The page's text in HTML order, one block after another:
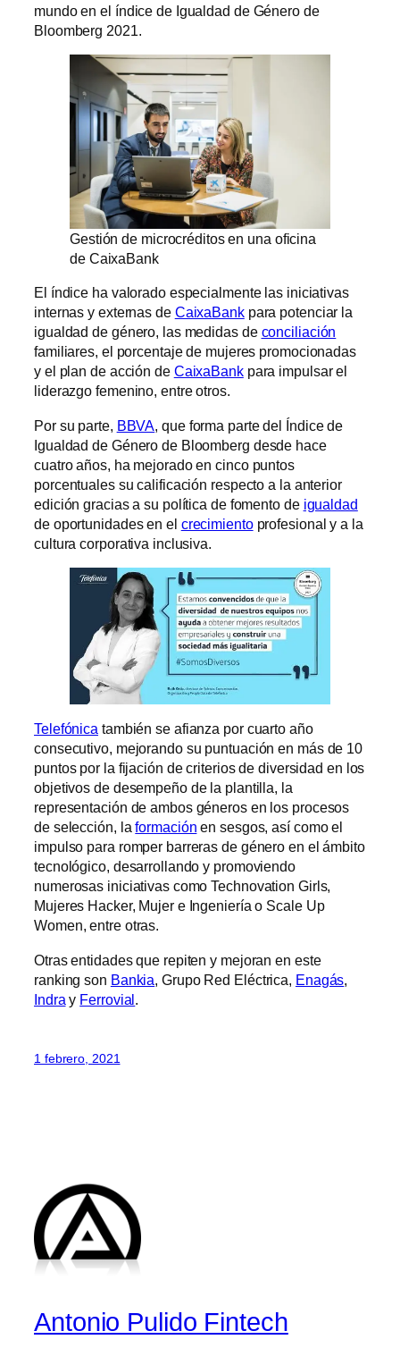
mundo en el índice de Igualdad de Género de
Bloomberg 2021.
Gestión de microcréditos en una oficina
de CaixaBank
El índice ha valorado especialmente las iniciativas
internas y externas de CaixaBankpara potenciar la
igualdad de género, las medidas de conciliación
familiares, el porcentaje de mujeres promocionadas
y el plan de acción de CaixaBankpara impulsar el
liderazgo femenino, entre otros.
Por su parte, BBVA , que forma parte del Índice de
Igualdad de Género de Bloomberg desde hace
cuatro años, ha mejorado en cinco puntos
porcentuales su calificación respecto a la anterior
edición gracias a su política de fomento de igualdad
de oportunidades en el crecimientoprofesional y a la
cultura corporativa inclusiva.
Telefónica también se afianza por cuarto año
consecutivo, mejorando su puntuación en más de 10
puntos por la fijación de criterios de diversidad en los
objetivos de desempeño de la plantilla, la
representación de ambos géneros en los procesos
de selección, laformación en sesgos, así como el
impulso para romper barreras de género en el ámbito
tecnológico, desarrollando y promoviendo
numerosas iniciativas como Technovation Girls,
Mujeres Hacker, Mujer e Ingeniería o Scale Up
Women, entre otras.
Otras entidades que repiten y mejoran en este
ranking son Bankia , Grupo Red Eléctrica, Enagás
Indra y Ferrovial
1 febrero, 2021
Antonio Pulido Fintech